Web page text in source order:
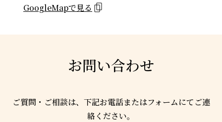
GoogleMapで見る
お問い合わせ
ご質問・ご相談は、下記お電話またはフォームにてご連
絡ください。